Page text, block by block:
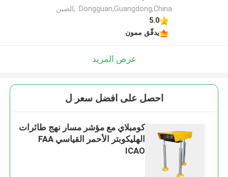
Dongguan,Guangdong,China. ,الصين
5.0
يدقّق ممون
عرض المزيد
احصل على افضل سعر ل
كومبلاي مع مؤشر مسار نهج طائرات
الهليكوبتر الأحمر القياسي FAA
ICAO